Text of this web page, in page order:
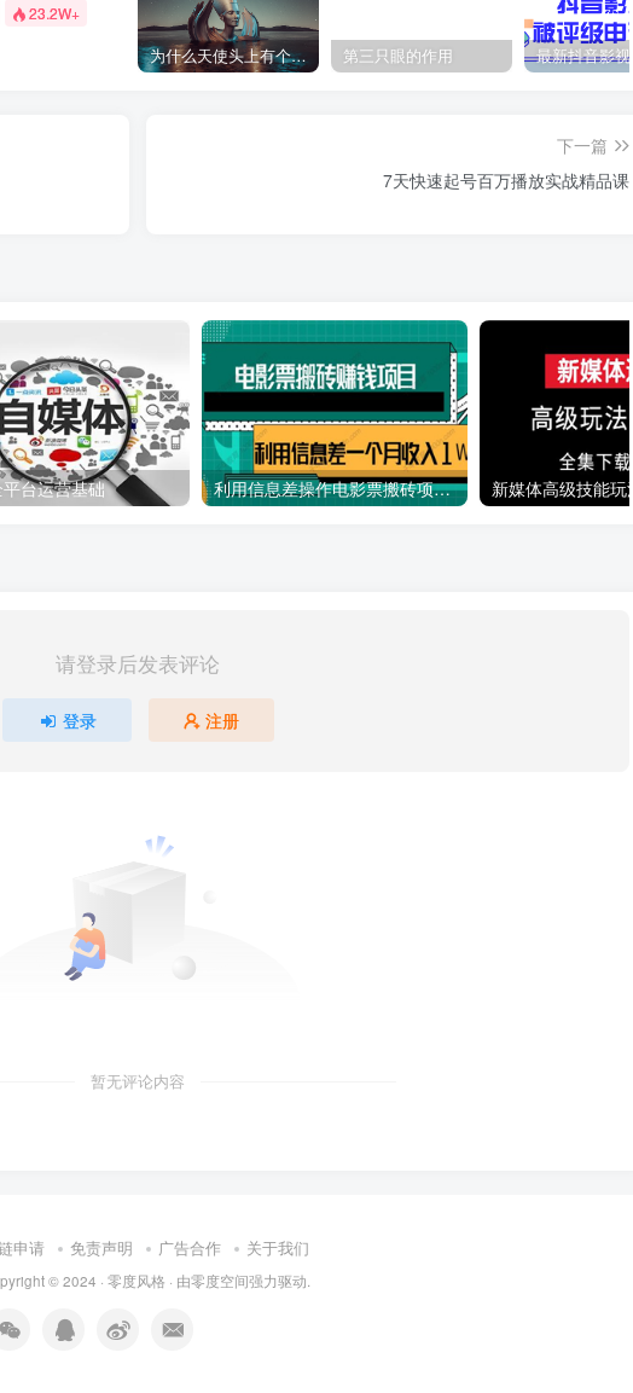
23.2W+
为什么天使头上有个圈？ 第三只眼的作用
下一篇
7天快速起号百万播放实战精品课
台运营基础 利用信息差操作电影票搬砖项目 有流量即可轻松月赚1W+ 新媒体高级技能玩法
请登录后发表评论
登录 注册
暂无评论内容
申请 免责声明 广告合作 关于我们
© 2024 · 零度风格 · 由零度空间强力驱动.